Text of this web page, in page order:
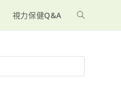
視力保健Q&A